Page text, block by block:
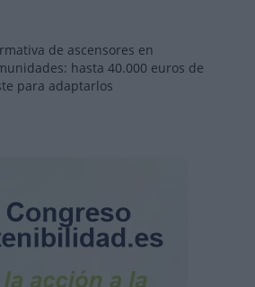
de ascensores en
hasta 40.000 euros de
para adaptarlos